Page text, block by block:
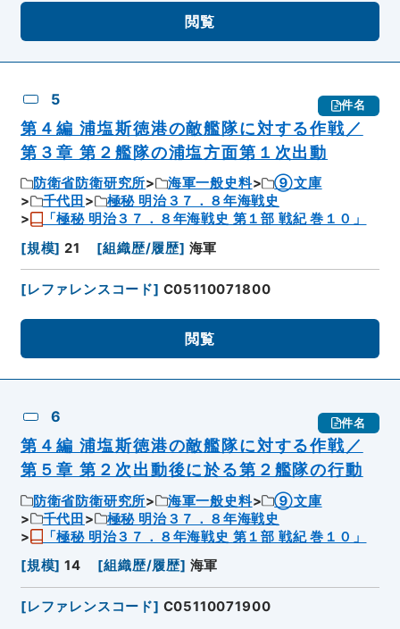
閲覧
5 件名
第４編 浦塩斯徳港の敵艦隊に対する作戦／
第３章 第２艦隊の浦塩方面第１次出動
防衛省防衛研究所 海軍一般史料
⑨文庫
千代田
極秘 明治３７．８年海戦史
「極秘 明治３７．８年海戦史 第１部 戦紀 巻１０」
[規模] 21 [組織歴/履歴] 海軍
[レファレンスコード] C05110071800
閲覧
6 件名
第４編 浦塩斯徳港の敵艦隊に対する作戦／
第５章 第２次出動後に於る第２艦隊の行動
防衛省防衛研究所 海軍一般史料
⑨文庫
千代田
極秘 明治３７．８年海戦史
「極秘 明治３７．８年海戦史 第１部 戦紀 巻１０」
[規模] 14 [組織歴/履歴] 海軍
[レファレンスコード] C05110071900